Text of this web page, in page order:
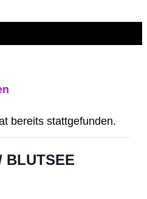
bereits stattgefunden.
BLUTSEE